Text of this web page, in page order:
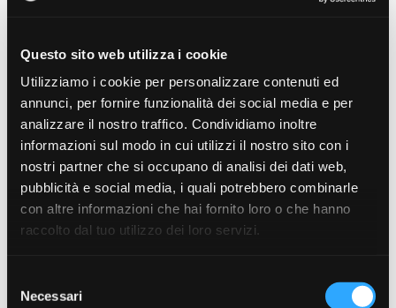
Questo sito web utilizza i cookie
Utilizziamo i cookie per personalizzare contenuti ed
annunci, per fornire funzionalità dei social media e per
analizzare il nostro traffico. Condividiamo inoltre
informazioni sul modo in cui utilizzi il nostro sito con i
nostri partner che si occupano di analisi dei dati web,
pubblicità e social media, i quali potrebbero combinarle
con altre informazioni che hai fornito loro o che hanno
raccolto dal tuo utilizzo dei loro servizi.
delNecessari